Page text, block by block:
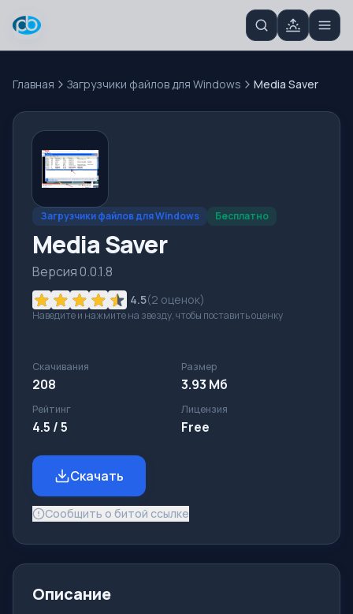
Главная Загрузчики файлов для Windows Media Saver
Загрузчики файлов для Windows Бесплатно
Media Saver
Версия 0.0.1.8
4.5(2 оценок)
Наведите и нажмите на звезду, чтобы поставить оценку
Скачивания
208
Размер
3.93 Мб
Рейтинг
4.5 / 5
Лицензия
Free
Скачать
Сообщить о битой ссылке
Описание